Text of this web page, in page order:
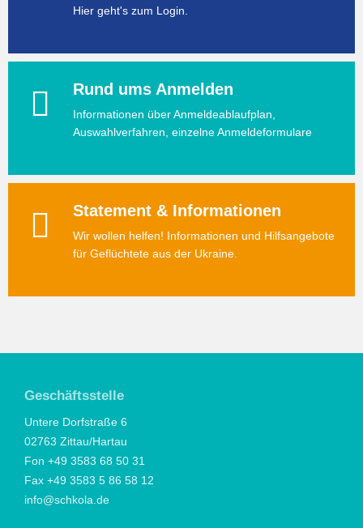
Hier geht's zum Login.
Rund ums Anmelden
Informationen über Anmeldeablaufplan,
Auswahlverfahren, einzelne Anmeldeformulare
Statement & Informationen
Wir wollen helfen! Informationen und Hilfsangebote
für Geflüchtete aus der Ukraine.
Geschäftsstelle
Untere Dorfstraße 6
02763 Zittau/Hartau
Fon +49 3583 68 50 31
Fax +49 3583 5 86 58 12
info@schkola.de